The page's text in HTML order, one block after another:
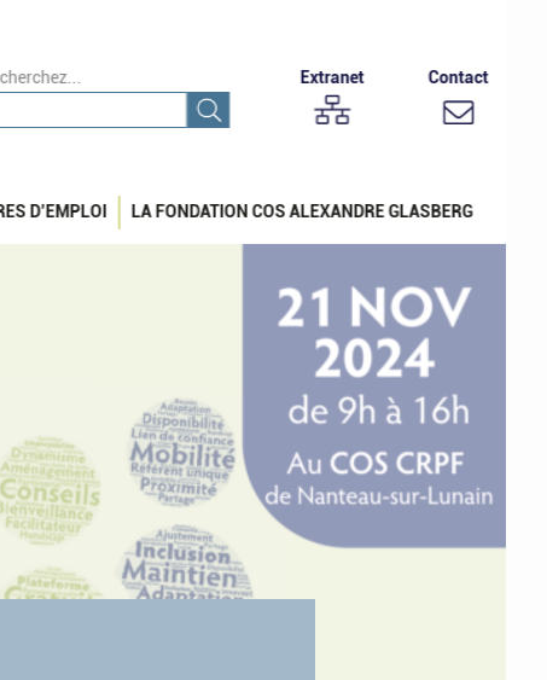
Extranet Contact
D’EMPLOI LA FONDATION COS ALEXANDRE GLASBERG